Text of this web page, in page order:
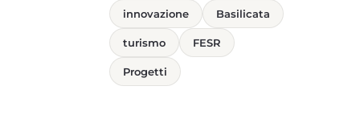
innovazione Basilicata
turismo FESR
Progetti